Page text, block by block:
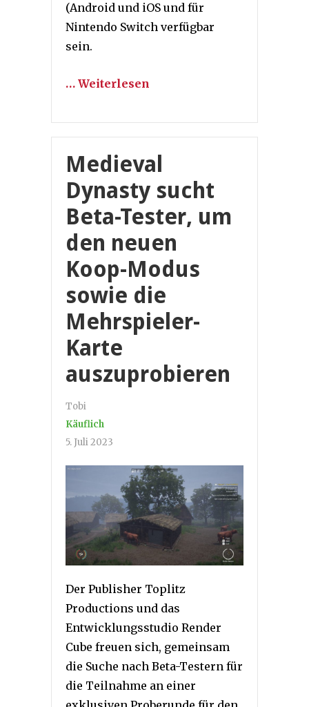
(Android und iOS und für
Nintendo Switch verfügbar
sein.
… Weiterlesen
Medieval
Dynasty sucht
Beta-Tester, um
den neuen
Koop-Modus
sowie die
Mehrspieler-
Karte
auszuprobieren
Tobi
Käuflich
5. Juli 2023
Der Publisher Toplitz
Productions und das
Entwicklungsstudio Render
Cube freuen sich, gemeinsam
die Suche nach Beta-Testern für
die Teilnahme an einer